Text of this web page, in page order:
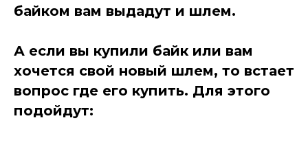
байком вам выдадут и шлем.
А если вы купили байк или вам
хочется свой новый шлем, то встает
вопрос где его купить. Для этого
подойдут: